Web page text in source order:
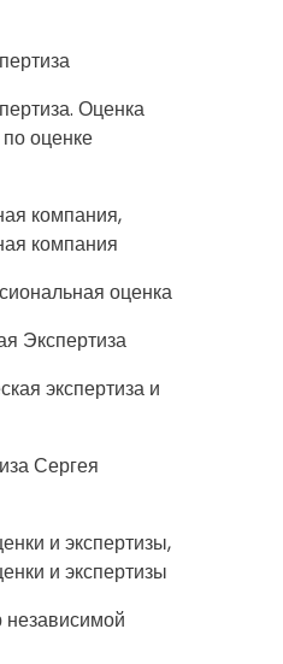
Оценка
оценке
компания,
компания
оценка
Экспертиза
экспертиза и
Сергея
и экспертизы,
и экспертизы
независимой